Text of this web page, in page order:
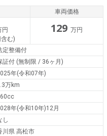
円
む)
車両価格
129 万円
定整備付
証付 (無制限 / 36ヶ月)
年(令和07年)
万km
年(令和10年)12月
し
川県 高松市